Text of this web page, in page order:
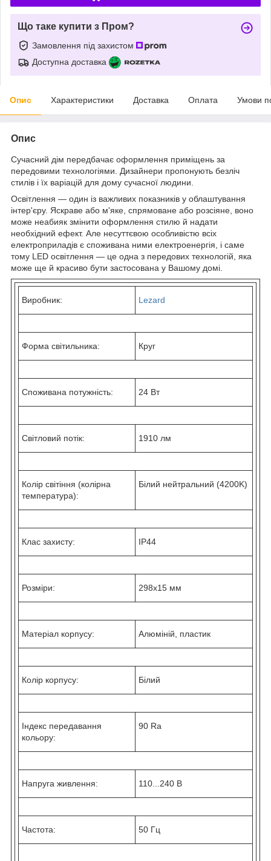
Що таке купити з Пром?
Замовлення під захистом
Доступна доставка
Опис Характеристики Доставка Оплата Умови
Опис
Сучасний дім передбачає оформлення приміщень за
передовими технологіями. Дизайнери пропонують безліч
стилів і їх варіацій для дому сучасної людини.
Освітлення — один із важливих показників у облаштування
інтер'єру. Яскраве або м'яке, спрямоване або розсіяне, воно
може неабияк змінити оформлення стилю й надати
необхідний ефект. Але несуттєвою особливістю всіх
електроприладів є споживана ними електроенергія, і саме
тому LED освітлення — це одна з передових технологій, яка
може ще й красиво бути застосована у Вашому домі.
Виробник: Lezard
Форма світильника: Круг
Споживана потужність: 24 Вт
Світловий потік: 1910 лм
Колір світіння (колірна
температура):
Білий нейтральний (4200K)
Клас захисту: IP44
Розміри: 298х15 мм
Матеріал корпусу: Алюміній, пластик
Колір корпусу: Білий
Індекс передавання
кольору:
90 Ra
Напруга живлення: 110...240 В
Частота: 50 Гц